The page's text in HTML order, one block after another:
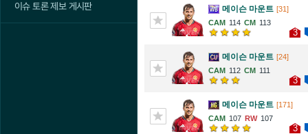
이슈 토론 제보 게시판
메이슨 마운트 [31]
114
113
3
메이슨 마운트 [24]
112
111
3
메이슨 마운트 [171]
107
107
3